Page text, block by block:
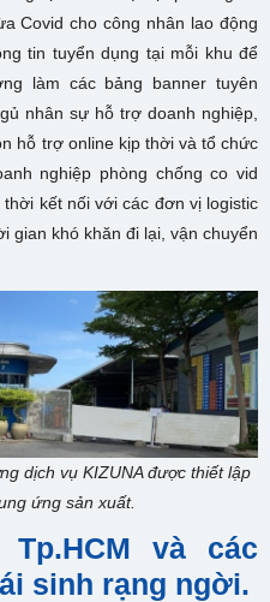
Covid cho công nhân lao động
tin tuyển dụng tại mỗi khu để
làm các bảng banner tuyên
nhân sự hỗ trợ doanh nghiệp,
hỗ trợ online kịp thời và tổ chức
nghiệp phòng chống co vid
kết nối với các đơn vị logistic
gian khó khăn đi lại, vận chuyển
dịch vụ KIZUNA được thiết lập
ứng sản xuất.
và các
sinh rạng ngời.